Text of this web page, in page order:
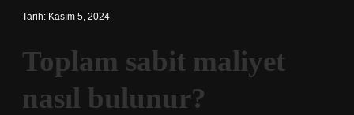
Tarih: Kasım 5, 2024
Toplam sabit maliyet
nasıl bulunur?